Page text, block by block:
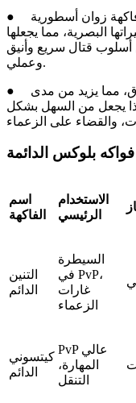
● زوان أسطورية
البصرية، مما يجعلها
أسلوب قتال سريع وأنيق
وعملي.
● مما يزيد من مدى
يجعل من السهل بشكل
بلوكس الدائمة
اسم
الفاكهة
الاستخدام
الرئيسي
التنين
الدائم
السيطرة
في PvP،
غارات
الزعماء
كيتسوني
الدائم
PvP عالي
المهارة،
التنقل